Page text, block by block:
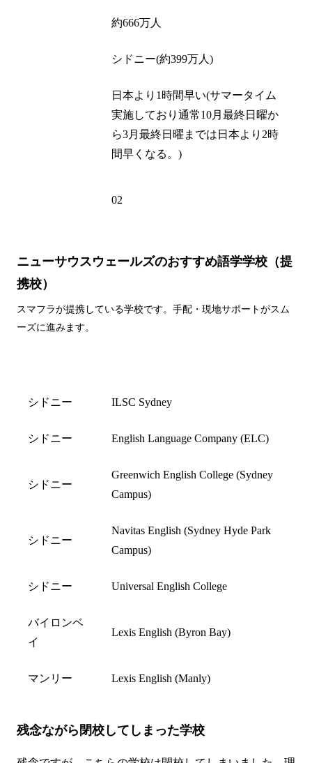
約666万人
シドニー(約399万人)
日本より1時間早い(サマータイム
実施しており通常10月最終日曜か
ら3月最終日曜までは日本より2時
間早くなる。)
02
ニューサウスウェールズのおすすめ語学学校（提
携校）
スマフラが提携している学校です。手配・現地サポートがスム
ーズに進みます。
シドニー ILSC Sydney
シドニー English Language Company (ELC)
シドニー
Greenwich English College (Sydney
Campus)
シドニー
Navitas English (Sydney Hyde Park
Campus)
シドニー Universal English College
バイロンベ
イ
Lexis English (Byron Bay)
マンリー Lexis English (Manly)
残念ながら閉校してしまった学校